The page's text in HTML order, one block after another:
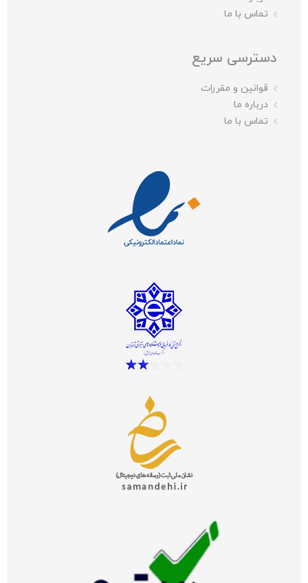
تماس با ما
دسترسی سریع
قوانین و مقررات
درباره ما
تماس با ما